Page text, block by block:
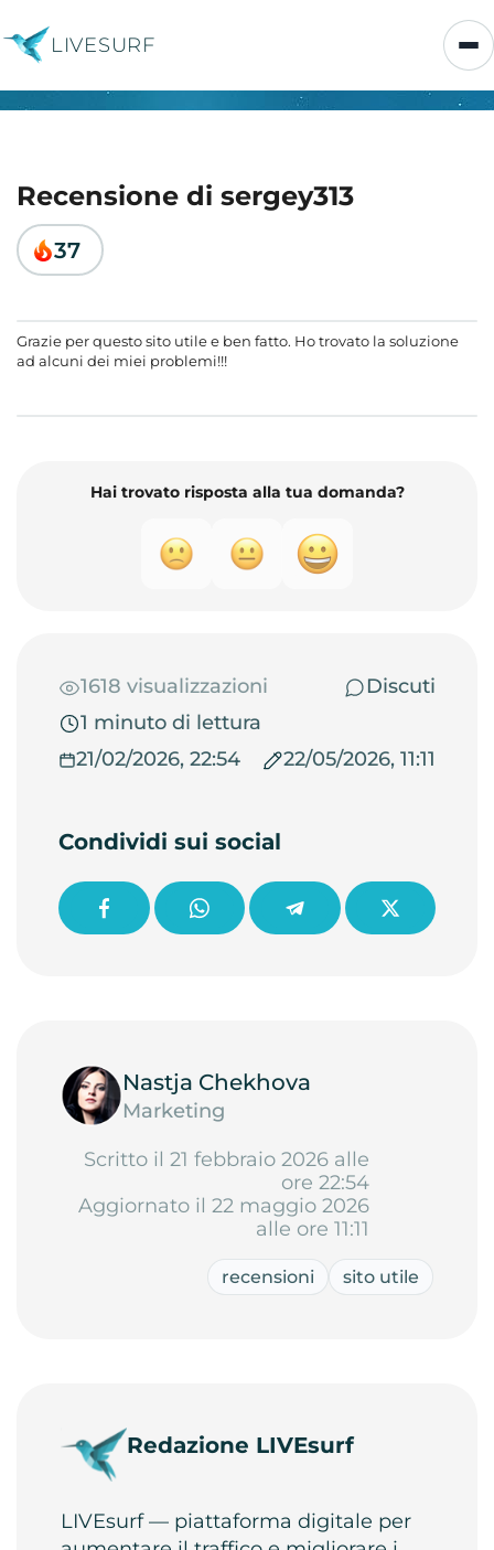
LIVESURF
Recensione di sergey313
37
Grazie per questo sito utile e ben fatto. Ho trovato la soluzione
ad alcuni dei miei problemi!!!
Hai trovato risposta alla tua domanda?
1618 visualizzazioni
Discuti
1 minuto di lettura
21/02/2026, 22:54
22/05/2026, 11:11
Condividi sui social
Nastja Chekhova
Marketing
Scritto il 21 febbraio 2026 alle
ore 22:54
Aggiornato il 22 maggio 2026
alle ore 11:11
recensioni sito utile
Redazione LIVEsurf
LIVEsurf — piattaforma digitale per